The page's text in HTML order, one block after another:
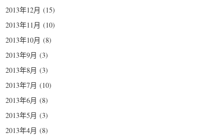
2013年12月 (15)
2013年11月 (10)
2013年10月 (8)
2013年9月 (3)
2013年8月 (3)
2013年7月 (10)
2013年6月 (8)
2013年5月 (3)
2013年4月 (8)